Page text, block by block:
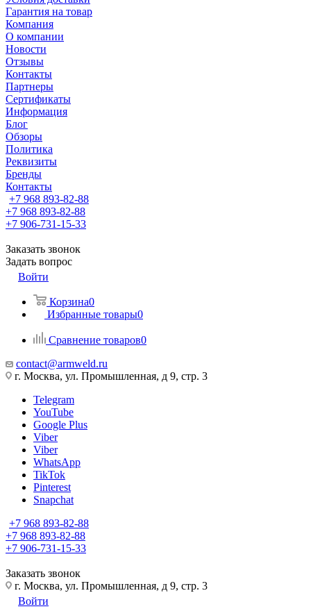
Гарантия на товар
Компания
О компании
Новости
Отзывы
Контакты
Партнеры
Сертификаты
Информация
Блог
Обзоры
Политика
Реквизиты
Бренды
Контакты
+7 968 893-82-88
+7 968 893-82-88
+7 906-731-15-33
Заказать звонок
Задать вопрос
Войти
Корзина0
Избранные товары0
Сравнение товаров0
contact@armweld.ru
г. Москва, ул. Промышленная, д 9, стр. 3
Telegram
YouTube
Google Plus
Viber
Viber
WhatsApp
TikTok
Pinterest
Snapchat
+7 968 893-82-88
+7 968 893-82-88
+7 906-731-15-33
Заказать звонок
г. Москва, ул. Промышленная, д 9, стр. 3
Войти